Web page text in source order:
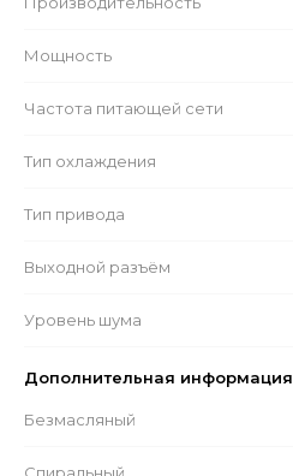
Мощность
Частота питающей сети
Тип охлаждения
Тип привода
Выходной разъём
Уровень шума
Дополнительная информация
Безмасляный
Спиральный